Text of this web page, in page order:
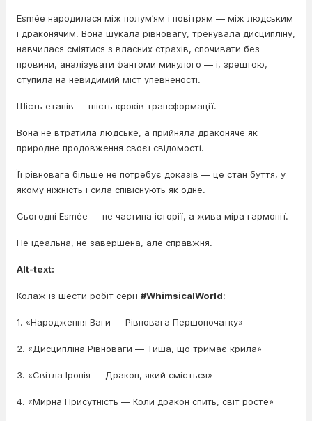
Esmée народилася між полум’ям і повітрям — між людським
і драконячим. Вона шукала рівновагу, тренувала дисципліну,
навчилася сміятися з власних страхів, спочивати без
провини, аналізувати фантоми минулого — і, зрештою,
ступила на невидимий міст упевненості.
Шість етапів — шість кроків трансформації.
Вона не втратила людське, а прийняла драконяче як
природне продовження своєї свідомості.
Її рівновага більше не потребує доказів — це стан буття, у
якому ніжність і сила співіснують як одне.
Сьогодні Esmée — не частина історії, а жива міра гармонії.
Не ідеальна, не завершена, але справжня.
Alt-text:
Колаж із шести робіт серії #WhimsicalWorld:
1. «Народження Ваги — Рівновага Першопочатку»
2. «Дисципліна Рівноваги — Тиша, що тримає крила»
3. «Світла Іронія — Дракон, який сміється»
4. «Мирна Присутність — Коли дракон спить, світ росте»